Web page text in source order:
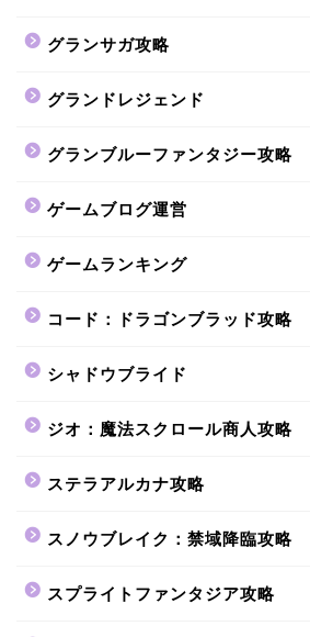
グランサガ攻略
グランドレジェンド
グランブルーファンタジー攻略
ゲームブログ運営
ゲームランキング
コード：ドラゴンブラッド攻略
シャドウブライド
ジオ：魔法スクロール商人攻略
ステラアルカナ攻略
スノウブレイク：禁域降臨攻略
スプライトファンタジア攻略